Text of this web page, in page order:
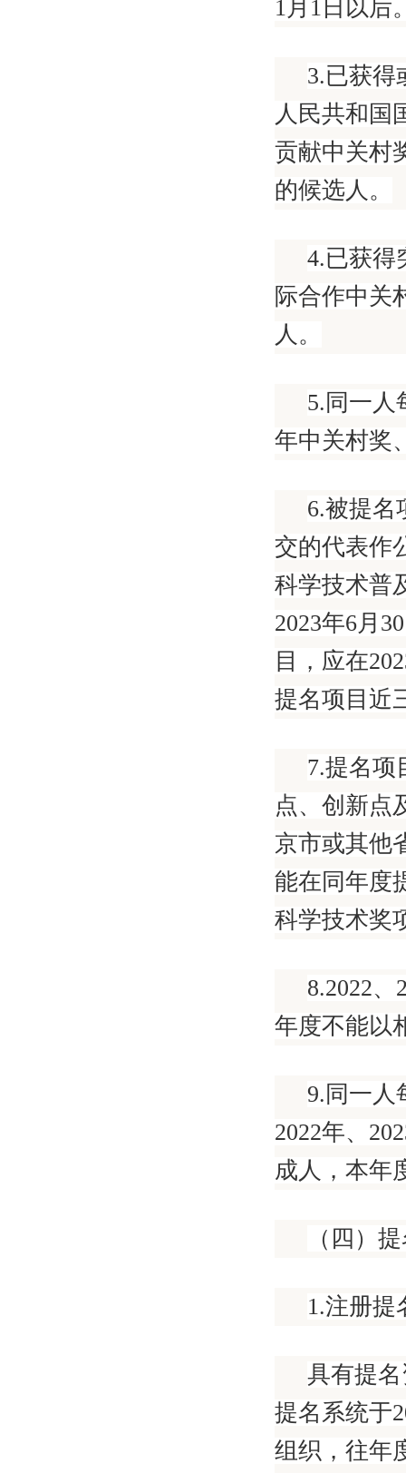
1月1日以后
3.已获得
人民共和国
贡献中关村
的候选人。
4.已获得
际合作中关
人。
5.同一人
年中关村奖
6.被提名
交的代表作
科学技术普
2023年6月
目，应在
提名项目近
7.提名项
点、创新点
京市或其他
能在同年度
科学技术奖
8.2022
年度不能以
9.同一人
2022年、
成人，本年
（四）
1.注册提
具有提
提名系统于
组织，往年